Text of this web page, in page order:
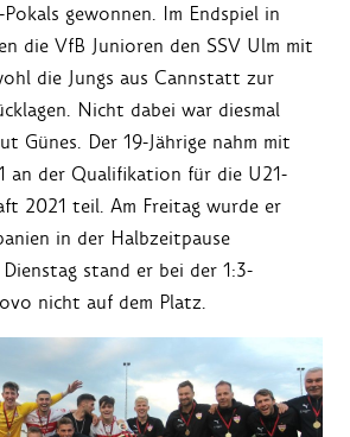
gewonnen. Im Endspiel in
die VfB Junioren den SSV Ulm mit
die Jungs aus Cannstatt zur
Nicht dabei war diesmal
Günes. Der 19-Jährige nahm mit
an der Qualifikation für die U21-
2021 teil. Am Freitag wurde er
in der Halbzeitpause
stand er bei der 1:3-
nicht auf dem Platz.